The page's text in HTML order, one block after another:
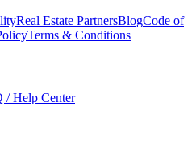
Real Estate PartnersBlogCode of
Terms & Conditions
/ Help Center